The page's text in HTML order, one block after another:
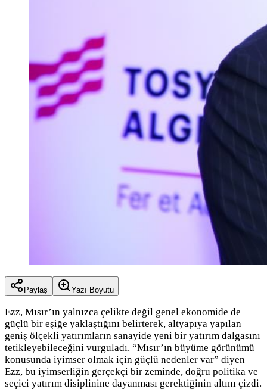
Paylaş Yazı Boyutu
Ezz, Mısır’ın yalnızca çelikte değil genel ekonomide de
güçlü bir eşiğe yaklaştığını belirterek, altyapıya yapılan
geniş ölçekli yatırımların sanayide yeni bir yatırım dalgasını
tetikleyebileceğini vurguladı. “Mısır’ın büyüme görünümü
konusunda iyimser olmak için güçlü nedenler var” diyen
Ezz, bu iyimserliğin gerçekçi bir zeminde, doğru politika ve
seçici yatırım disiplinine dayanması gerektiğinin altını çizdi.